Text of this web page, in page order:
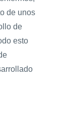
de unos
de
esto